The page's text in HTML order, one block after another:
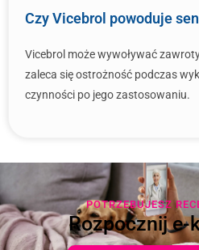
Czy Vicebrol powoduje
Vicebrol może wywoływać
zaleca się ostrożność podczas
czynności po jego zastosowaniu.
POTRZEBUJESZ
Rozpocznij e-